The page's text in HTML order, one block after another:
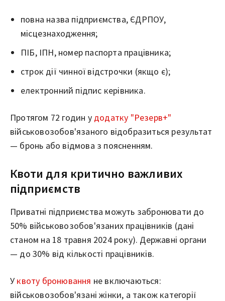
повна назва підприємства, ЄДРПОУ,
місцезнаходження;
ПІБ, ІПН, номер паспорта працівника;
строк дії чинної відстрочки (якщо є);
електронний підпис керівника.
Протягом 72 годин у додатку "Резерв+"
військовозобов'язаного відобразиться результат
— бронь або відмова з поясненням.
Квоти для критично важливих
підприємств
Приватні підприємства можуть забронювати до
50% військовозобов'язаних працівників (дані
станом на 18 травня 2024 року). Державні органи
— до 30% від кількості працівників.
У квоту бронювання не включаються:
військовозобов'язані жінки, а також категорії